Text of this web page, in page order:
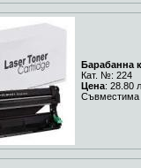
Барабанна
Кат. №: 224
Цена: 28.80
Съвместима